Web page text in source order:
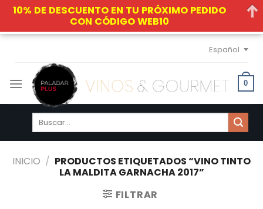
Skip
content
Español
0
Buscar
INICIO / PRODUCTOS ETIQUETADOS “VINO TINTO
LA MALDITA GARNACHA 2017”
FILTRAR
10% DE DESCUENTO EN TU PRÓXIMO PEDIDO
CON CÓDIGO WEB10